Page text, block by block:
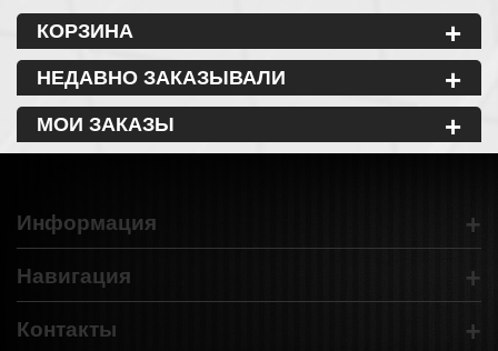
КОРЗИНА +
НЕДАВНО ЗАКАЗЫВАЛИ +
МОИ ЗАКАЗЫ +
Информация +
Навигация +
Контакты +